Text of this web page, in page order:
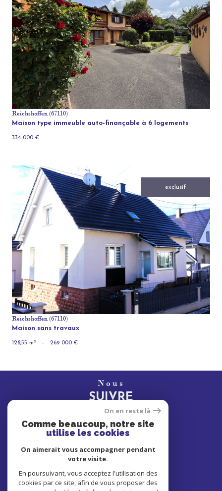
voir le bien
Reichshoffen (67110)
Maison type immeuble auto-finançable à 6 logements
334 000 €
exclusif
voir le bien
Reichshoffen (67110)
Maison sans travaux
128,55 m² - 269 000 €
Nous
SUIVRE
ADHÉRONS
On en reste là
Comme beaucoup, notre site
utilise les cookies
On aimerait vous accompagner pendant
votre visite.
En poursuivant, vous acceptez l'utilisation des
cookies par ce site, afin de vous proposer des